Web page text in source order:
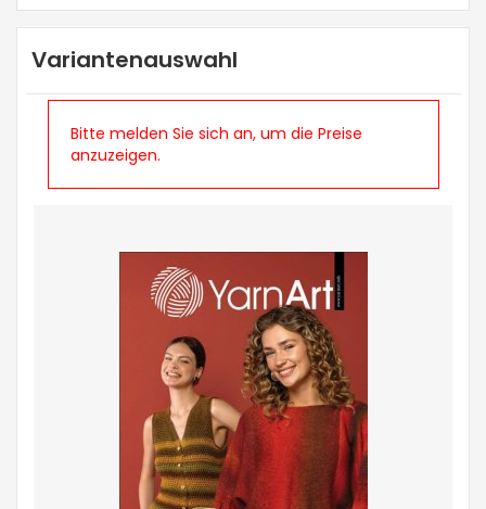
Variantenauswahl
Bitte melden Sie sich an, um die Preise
anzuzeigen.